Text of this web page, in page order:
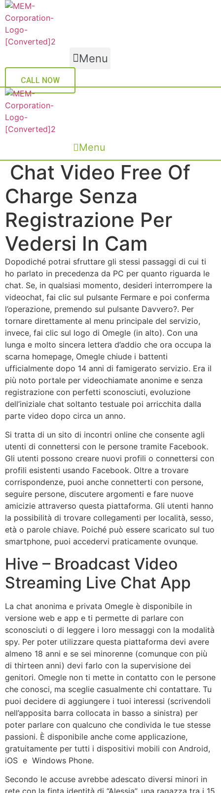
Skip
to
content
Menu
CALL NOW
Menu
Chat Video Free Of
Charge Senza
Registrazione Per
Vedersi In Cam
Dopodiché potrai sfruttare gli stessi passaggi di cui ti
ho parlato in precedenza da PC per quanto riguarda le
chat. Se, in qualsiasi momento, desideri interrompere la
videochat, fai clic sul pulsante Fermare e poi conferma
l’operazione, premendo sul pulsante Davvero?. Per
tornare direttamente al menu principale del servizio,
invece, fai clic sul logo di Omegle (in alto). Con una
lunga e molto sincera lettera d’addio che ora occupa la
scarna homepage, Omegle chiude i battenti
ufficialmente dopo 14 anni di famigerato servizio. Era il
più noto portale per videochiamate anonime e senza
registrazione con perfetti sconosciuti, evoluzione
dell’iniziale chat soltanto testuale poi arricchita dalla
parte video dopo circa un anno.
Si tratta di un sito di incontri online che consente agli
utenti di connettersi con le persone tramite Facebook.
Gli utenti possono creare nuovi profili o connettersi con
profili esistenti usando Facebook. Oltre a trovare
corrispondenze, puoi anche connetterti con persone,
seguire persone, discutere argomenti e fare nuove
amicizie attraverso questa piattaforma. Gli utenti hanno
la possibilità di trovare collegamenti per località, sesso,
età o parole chiave. Poiché può essere scaricato sul tuo
smartphone, puoi accedervi praticamente ovunque.
Hive – Broadcast Video
Streaming Live Chat App
La chat anonima e privata Omegle è disponibile in
versione web e app e ti permette di parlare con
sconosciuti o di leggere i loro messaggi con la modalità
spy. Per poter utilizzare questa piattaforma devi avere
almeno 18 anni e se sei minorenne (comunque con più
di thirteen anni) devi farlo con la supervisione dei
genitori. Omegle non ti mette in contatto con le persone
che conosci, ma sceglie casualmente chi contattare. Tu
puoi decidere di aggiungere i tuoi interessi (scrivendoli
nell’apposita barra collocata in basso a sinistra) per
poter parlare con qualcuno che condivida le tue stesse
passioni. È disponibile anche come applicazione,
gratuitamente per tutti i dispositivi mobili con Android,
iOS e Windows Phone.
Secondo le accuse avrebbe adescato diversi minori in